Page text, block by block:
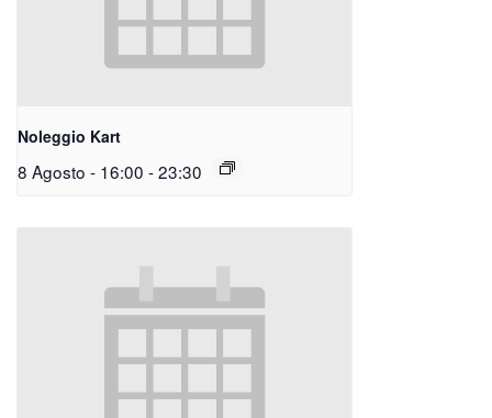
Noleggio Kart
8 Agosto - 16:00 -23:30